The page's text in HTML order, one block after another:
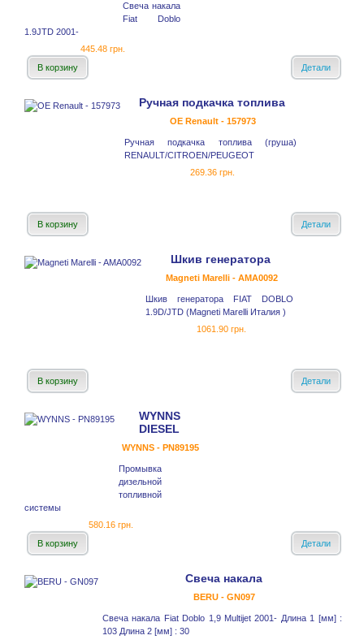
Свеча накала
Fiat Doblo
1.9JTD 2001-
445.48 грн.
В корзину
Детали
Ручная подкачка топлива
OE Renault - 157973
Ручная подкачка топлива (груша)
RENAULT/CITROEN/PEUGEOT
269.36 грн.
В корзину Детали
Шкив генератора
Magneti Marelli - AMA0092
Шкив генератора FIAT DOBLO
1.9D/JTD (Magneti Marelli Италия )
1061.90 грн.
В корзину Детали
WYNNS
DIESEL
WYNNS - PN89195
Промывка
дизельной
топливной
системы
580.16 грн.
В корзину
Детали
Свеча накала
BERU - GN097
Свеча накала Fiat Doblo 1,9 Multijet 2001- Длина 1 [мм] :
103 Длина 2 [мм] : 30